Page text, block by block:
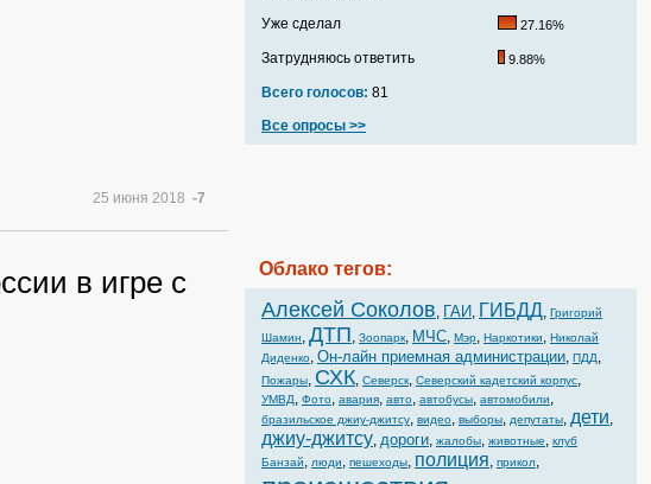
25 июня 2018 -7
в игре с
Уже сделал 27.16%
Затрудняюсь ответить 9.88%
Всего голосов: 81
Все опросы >>
Облако тегов:
Алексей Соколов, ГАИ, ГИБДД, Григорий
Шамин, ДТП, Зоопарк, МЧС, Мэр, Наркотики, Николай
Диденко, Он-лайн приемная администрации, ПДД,
Пожары, СХК, Северск, Северский кадетский корпус,
УМВД, Фото, авария, авто, автобусы, автомобили,
бразильское джиу-джитсу, видео, выборы, депутаты, дети,
джиу-джитсу, дороги, жалобы, животные, клуб
Банзай, люди, пешеходы, полиция, прикол,